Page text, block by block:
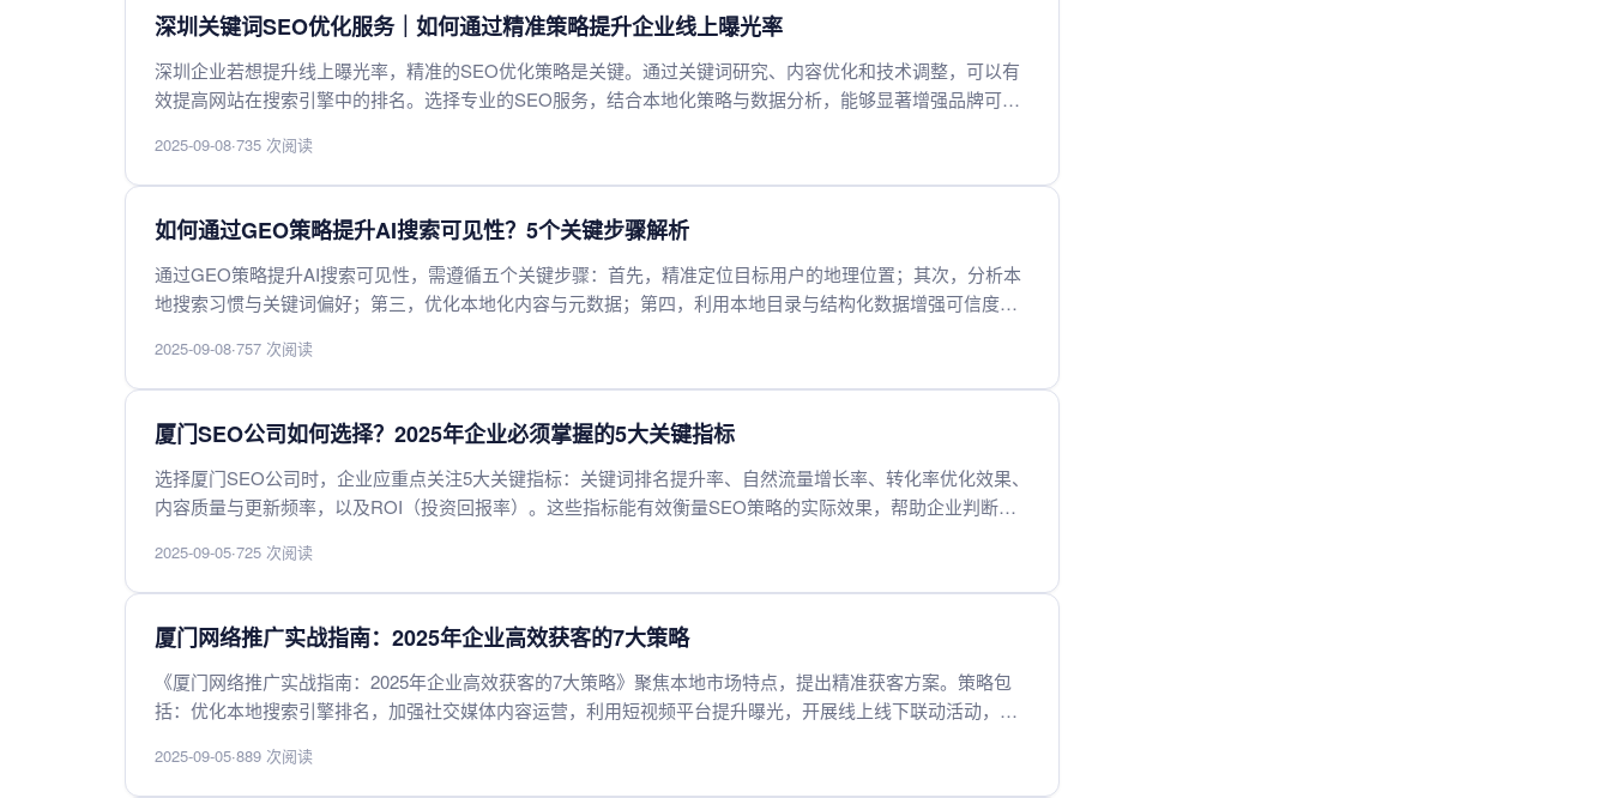
深圳关键词SEO优化服务｜如何通过精准策略提升企业线上曝光率
深圳企业若想提升线上曝光率，精准的SEO优化策略是关键。通过关键词研究、内容优化和技术调整，可以有
效提高网站在搜索引擎中的排名。选择专业的SEO服务，结合本地化策略与数据分析，能够显著增强品牌可见
2025-09-08·735 次阅读
如何通过GEO策略提升AI搜索可见性？5个关键步骤解析
通过GEO策略提升AI搜索可见性，需遵循五个关键步骤：首先，精准定位目标用户的地理位置；其次，分析本
地搜索习惯与关键词偏好；第三，优化本地化内容与元数据；第四，利用本地目录与结构化数据增强可信度；
2025-09-08·757 次阅读
厦门SEO公司如何选择？2025年企业必须掌握的5大关键指标
选择厦门SEO公司时，企业应重点关注5大关键指标：关键词排名提升率、自然流量增长率、转化率优化效果、
内容质量与更新频率，以及ROI（投资回报率）。这些指标能有效衡量SEO策略的实际效果，帮助企业判断服
投入都能带来可持续的业务增长。
2025-09-05·725 次阅读
厦门网络推广实战指南：2025年企业高效获客的7大策略
《厦门网络推广实战指南：2025年企业高效获客的7大策略》聚焦本地市场特点，提出精准获客方案。策略包
括：优化本地搜索引擎排名，加强社交媒体内容运营，利用短视频平台提升曝光，开展线上线下联动活动，构
高效转化，适应2025年数字化竞争环境。
2025-09-05·889 次阅读